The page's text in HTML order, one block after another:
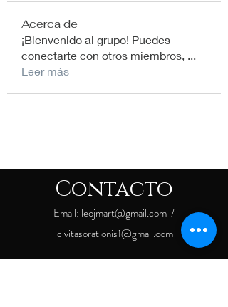
Acerca de
¡Bienvenido al grupo! Puedes
conectarte con otros miembros, ...
Leer más
Contacto
Email: leojmart@gmail.com /
civitasorationis1@gmail.com